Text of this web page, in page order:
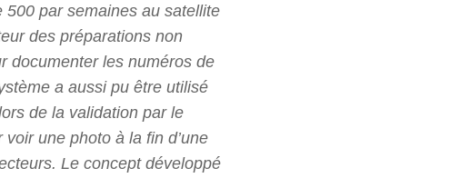
500 par semaines au satellite
des préparations non
documenter les numéros de
a aussi pu être utilisé
de la validation par le
une photo à la fin d’une
Le concept développé